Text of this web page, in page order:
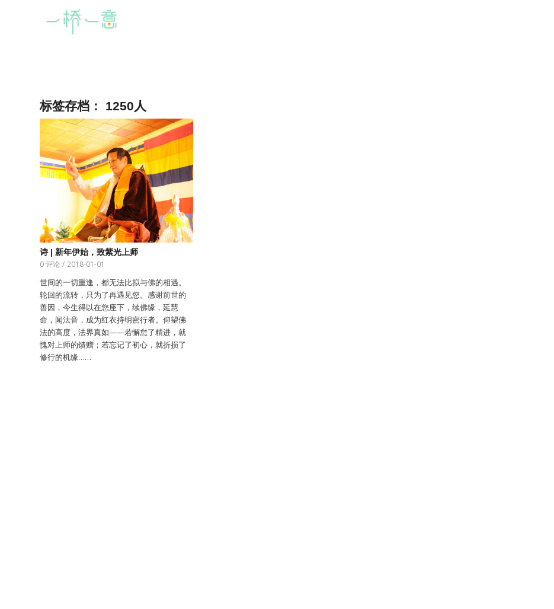
标签存档： 1250人
诗 | 新年伊始，致紫光上师
0 评论 / 2018-01-01
世间的一切重逢，都无法比拟与佛的相遇。
轮回的流转，只为了再遇见您。感谢前世的
善因，今生得以在您座下，续佛缘，延慧
命，闻法音，成为红衣持明密行者。仰望佛
法的高度，法界真如——若懈怠了精进，就
愧对上师的馈赠；若忘记了初心，就折损了
修行的机缘……